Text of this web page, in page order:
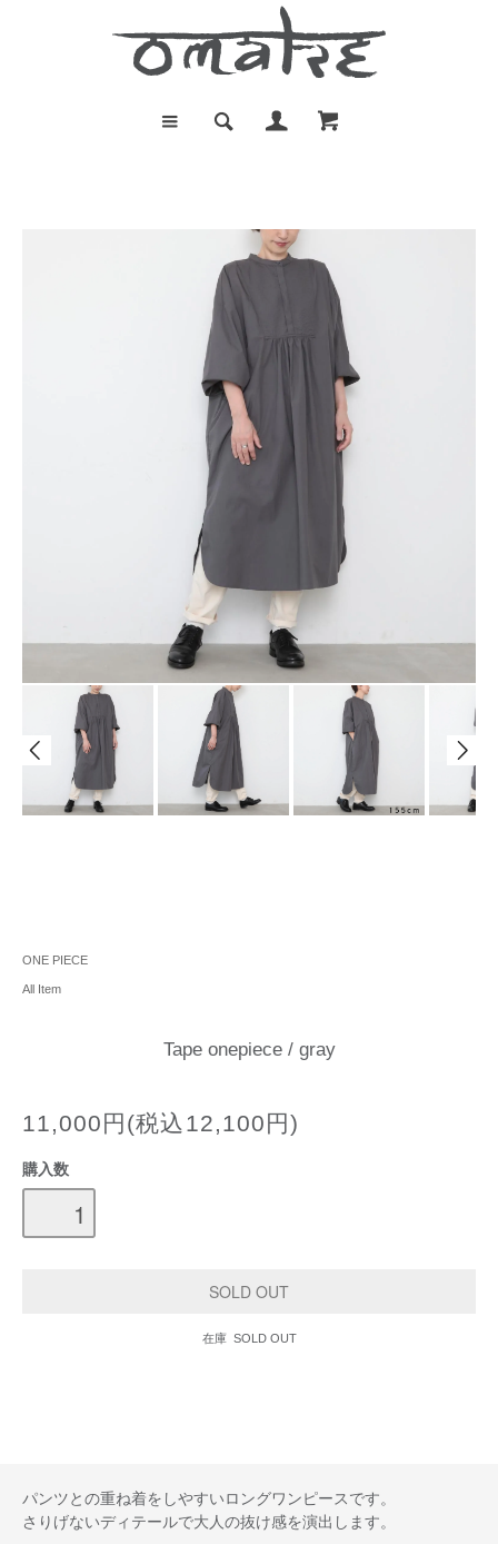
ONE PIECE
All Item
Tape onepiece / gray
11,000円(税込12,100円)
購入数
在庫 SOLD OUT
パンツとの重ね着をしやすいロングワンピースです。
さりげないディテールで大人の抜け感を演出します。